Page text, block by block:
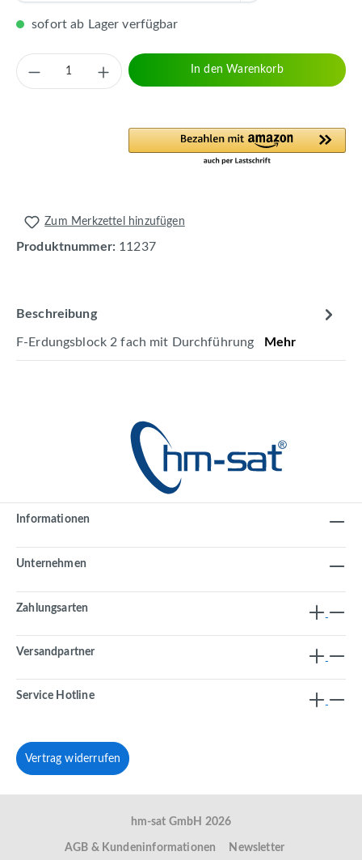
sofort ab Lager verfügbar
Produkt Anzahl: Gib den gewünschten
In den Warenkorb
Zum Merkzettel hinzufügen
Produktnummer: 11237
Beschreibung
F-Erdungsblock 2 fach mit Durchführung Mehr
Informationen
Unternehmen
Zahlungsarten
Versandpartner
Service Hotline
Vertrag widerrufen
hm-sat GmbH 2026
AGB & Kundeninformationen Newsletter